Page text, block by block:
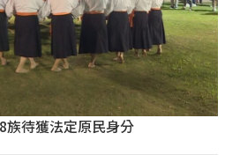
族待獲法定原民身分